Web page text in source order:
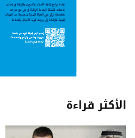
الأكثر قراءة